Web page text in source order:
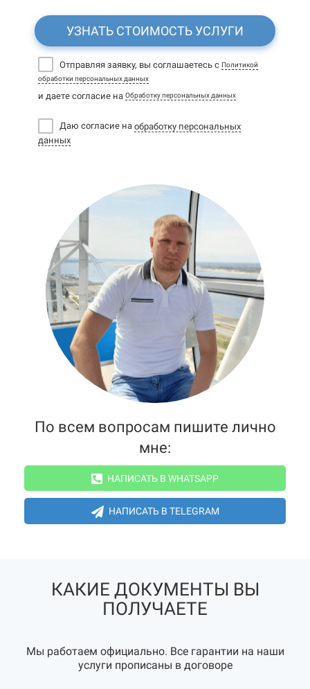
УЗНАТЬ СТОИМОСТЬ УСЛУГИ
Отправляя заявку, вы соглашаетесь с Политикой
обработки персональных данных
и даете согласие на Обработку персональных данных
Даю согласие на обработку персональных
данных
По всем вопросам пишите лично
мне:
НАПИСАТЬ В WHATSAPP
НАПИСАТЬ В TELEGRAM
КАКИЕ ДОКУМЕНТЫ ВЫ
ПОЛУЧАЕТЕ
Мы работаем официально. Все гарантии на наши
услуги прописаны в договоре